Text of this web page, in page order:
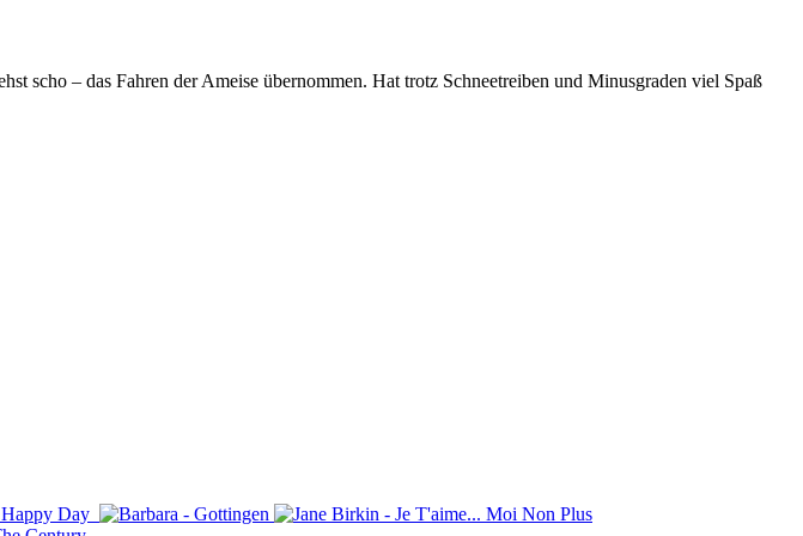
scho – das Fahren der Ameise übernommen. Hat trotz Schneetreiben und Minusgraden viel Spaß